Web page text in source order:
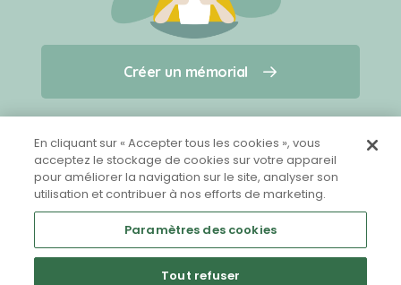
Créer un mémorial
Qui sommes-nous ?
Nous contacter
Partager sur Facebook
Créer un mémorial
En cliquant sur « Accepter tous les cookies », vous
acceptez le stockage de cookies sur votre appareil
pour améliorer la navigation sur le site, analyser son
utilisation et contribuer à nos efforts de marketing.
Paramètres des cookies
Tout refuser